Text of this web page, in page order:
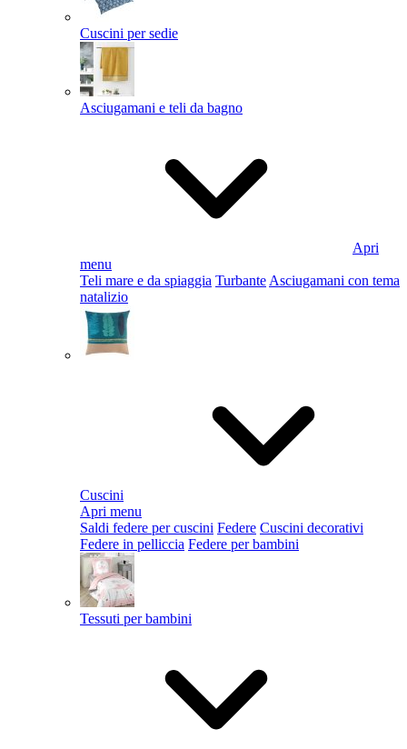
Cuscini per sedie
Asciugamani e teli da bagno
Apri
menu
Teli mare e da spiaggia Turbante Asciugamani con tema
natalizio
Cuscini
Apri menu
Saldi federe per cuscini Federe Cuscini decorativi
Federe in pelliccia Federe per bambini
Tessuti per bambini